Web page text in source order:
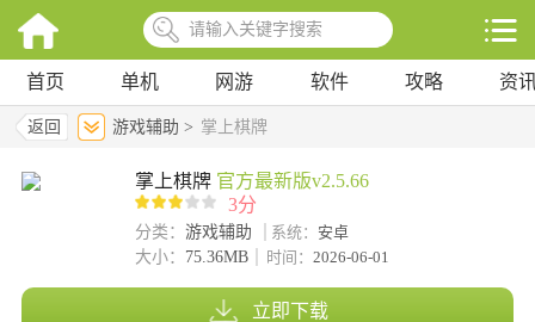
首页 单机 网游 软件 攻略 资
返回 游戏辅助 > 掌上棋牌
掌上棋牌 官方最新版v2.5.66
3分
分类： 游戏辅助 系统： 安卓
大小： 75.36MB 时间： 2026-06-01
立即下载